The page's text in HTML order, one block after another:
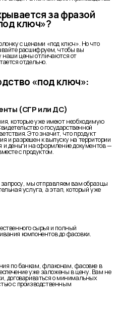
за фразой
ключ»?
с ценами «под ключ». Но что
расшифруем, чтобы вы
наши цены отличаются от
отдельно.
«под ключ»:
(СГР или ДС)
которые уже имеют необходимую
о государственной
Это значит, что продукт
и разрешен к выпуску на территории
деньги на оформление документов —
с продуктом.
мы отправляем вам образцы
услуга, а этап, который уже
сырья и полный
компонентов до фасовки.
по банкам, флаконам, фасовке в
уже заложены в цену. Вам не
договариваться о минимальных
с производственным